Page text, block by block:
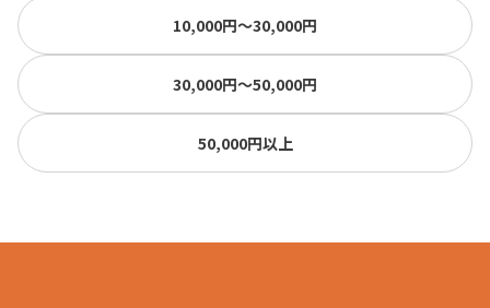
10,000円〜30,000円
30,000円〜50,000円
50,000円以上